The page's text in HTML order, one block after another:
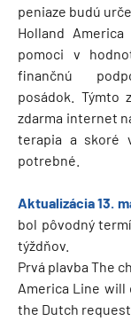
peniaze budú
Holland
pomoci v
finančnú
posádok. Týmto
zdarma internet
terapia a skoré
potrebné.
Aktualizácia 13.
bol pôvodný
týždňov.
Prvá plavba The
America Line
the Dutch request.